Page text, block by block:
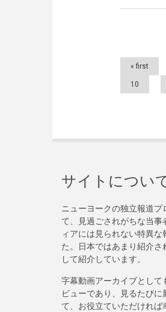
Pages
« first
10
サイトについ
ニューヨークの独立報道
て、見過ごされがちな当
ィアには見られない特異
た。日本ではあまり紹介
して紹介しています。
字幕動画アーカイブとして
ビューであり、見るたび
て、お役立ていただければ